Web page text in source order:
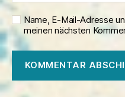
Name, E-Mail-Adresse
meinen nächsten